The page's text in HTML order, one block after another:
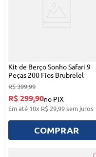
Kit de Berço Sonho Safari 9
Peças 200 Fios Brubrelel
R$399,99
R$ 299,90no PIX
Em até 10x R$ 29,99sem juros
COMPRAR